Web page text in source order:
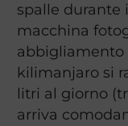
spalle durante
macchina
abbigliamento
kilimanjaro si
litri al giorno
arriva